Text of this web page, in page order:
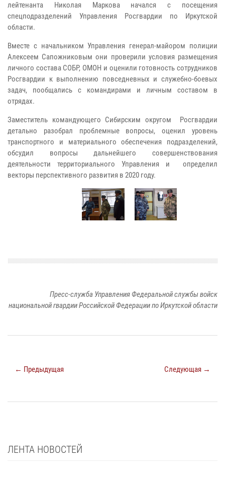
лейтенанта Николая Маркова начался с посещения
спецподразделений Управления Росгвардии по Иркутской
области.
Вместе с начальником Управления генерал-майором полиции
Алексеем Сапожниковым они проверили условия размещения
личного состава СОБР, ОМОН и оценили готовность сотрудников
Росгвардии к выполнению повседневных и служебно-боевых
задач, пообщались с командирами и личным составом в
отрядах.
Заместитель командующего Сибирским округом Росгвардии
детально разобрал проблемные вопросы, оценил уровень
транспортного и материального обеспечения подразделений,
обсудил вопросы дальнейшего совершенствования
деятельности территориального Управления и определил
векторы перспективного развития в 2020 году.
Пресс-служба Управления Федеральной службы войск
национальной гвардии Российской Федерации по Иркутской области
← Предыдущая Следующая →
ЛЕНТА НОВОСТЕЙ